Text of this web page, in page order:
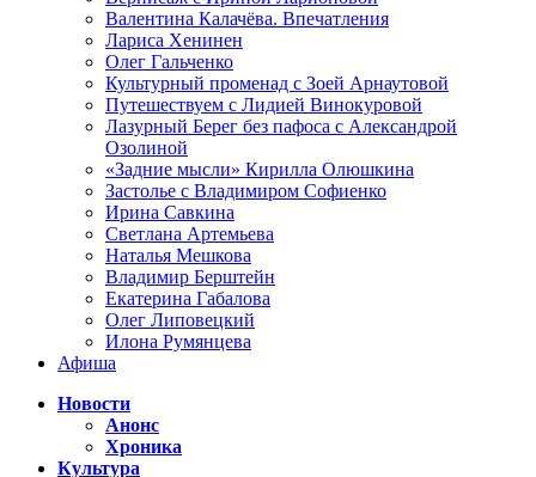
Валентина Калачёва. Впечатления
Лариса Хенинен
Олег Гальченко
Культурный променад с Зоей Арнаутовой
Путешествуем с Лидией Винокуровой
Лазурный Берег без пафоса с Александрой
Озолиной
«Задние мысли» Кирилла Олюшкина
Застолье с Владимиром Софиенко
Ирина Савкина
Светлана Артемьева
Наталья Мешкова
Владимир Берштейн
Екатерина Габалова
Олег Липовецкий
Илона Румянцева
Афиша
Новости
Анонс
Хроника
Культура